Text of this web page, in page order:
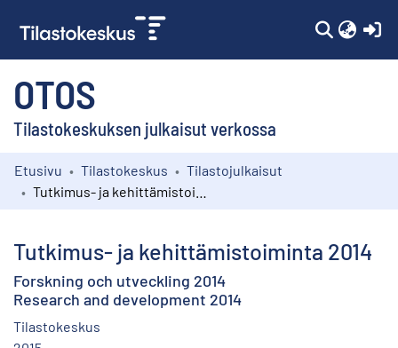
OTOS
Tilastokeskuksen julkaisut verkossa
Kokoelmat
Etusivu Tilastokeskus
Tilastojulkaisut
Tutkimus- ja kehittämistoiminta 2014
Forskning och utveckling 2014
Research and development 2014
Tilastokeskus